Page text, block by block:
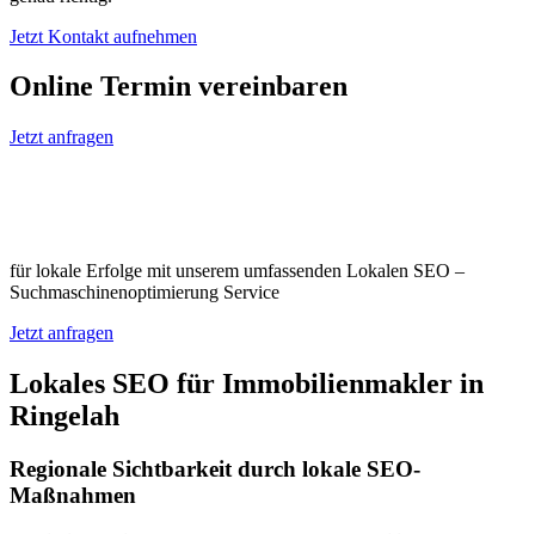
Jetzt Kontakt aufnehmen
Online Termin vereinbaren
Jetzt anfragen
für lokale Erfolge mit unserem umfassenden Lokalen SEO –
Suchmaschinenoptimierung Service
Jetzt anfragen
Lokales SEO für Immobilienmakler in
Ringelah
Regionale Sichtbarkeit durch lokale SEO-
Maßnahmen